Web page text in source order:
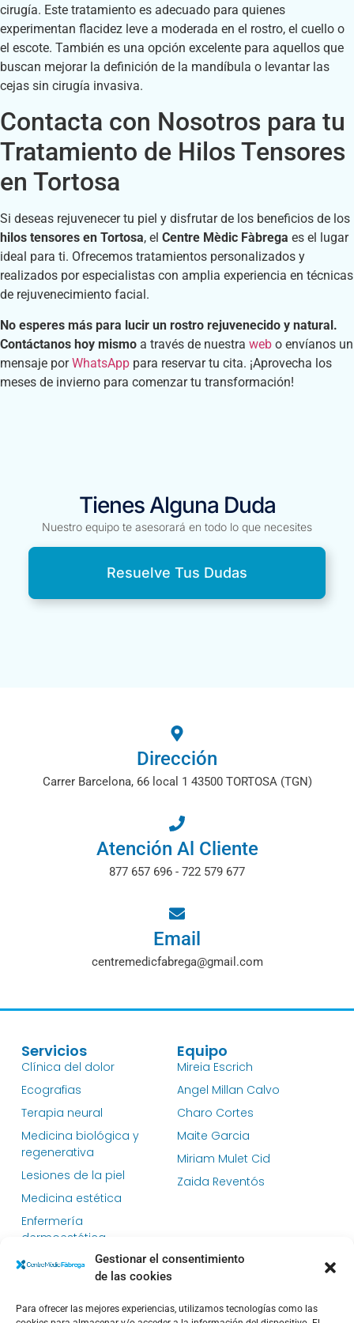
Gestionar el consentimiento
de las cookies
Para ofrecer las mejores experiencias, utilizamos tecnologías como las
cirugía. Este tratamiento es adecuado para quienes
experimentan flacidez leve a moderada en el rostro, el cuello o
el escote. También es una opción excelente para aquellos que
buscan mejorar la definición de la mandíbula o levantar las
cejas sin cirugía invasiva.
Contacta con Nosotros para tu
Tratamiento de Hilos Tensores
en Tortosa
Si deseas rejuvenecer tu piel y disfrutar de los beneficios de los
hilos tensores en Tortosa, el Centre Mèdic Fàbrega es el lugar
ideal para ti. Ofrecemos tratamientos personalizados y
realizados por especialistas con amplia experiencia en técnicas
de rejuvenecimiento facial.
No esperes más para lucir un rostro rejuvenecido y natural.
Contáctanos hoy mismo a través de nuestra web o envíanos un
mensaje porWhatsApp para reservar tu cita. ¡Aprovecha los
meses de invierno para comenzar tu transformación!
Tienes Alguna Duda
Nuestro equipo te asesorará en todo lo que necesites
Resuelve Tus Dudas
Dirección
Carrer Barcelona, 66 local 1 43500 TORTOSA (TGN)
Atención Al Cliente
877 657 696 - 722 579 677
Email
centremedicfabrega@gmail.com
Servicios
Clínica del dolor
Ecografias
Terapia neural
Medicina biológica y
regenerativa
Lesiones de la piel
Medicina estética
Enfermería
dermoestética
Dietética y nutrición
Medicina general
Dermatología clínica
Equipo
Mireia Escrich
Angel Millan Calvo
Charo Cortes
Maite Garcia
Miriam Mulet Cid
Zaida Reventós